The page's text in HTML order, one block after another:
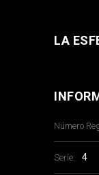
LA
Número
Serie: 4